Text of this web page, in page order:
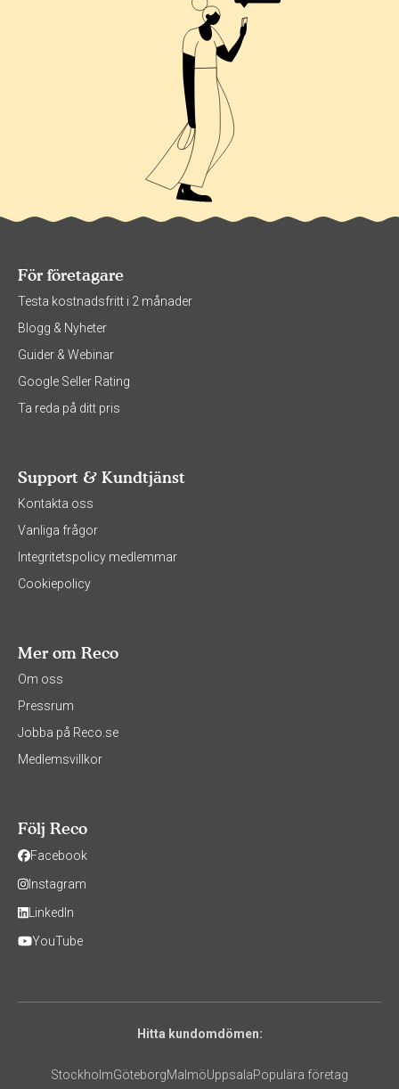
För företagare
Testa kostnadsfritt i 2 månader
Blogg & Nyheter
Guider & Webinar
Google Seller Rating
Ta reda på ditt pris
Support & Kundtjänst
Kontakta oss
Vanliga frågor
Integritetspolicy medlemmar
Cookiepolicy
Mer om Reco
Om oss
Pressrum
Jobba på Reco.se
Medlemsvillkor
Följ Reco
Facebook
Instagram
LinkedIn
YouTube
Hitta kundomdömen:
StockholmGöteborgMalmöUppsalaPopulära företag